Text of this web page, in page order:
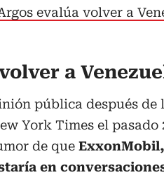
evalúa volver a
a
pública después de
York Times el pasado
de que
en